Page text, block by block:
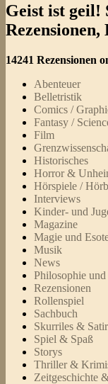
Geist ist geil!
14241 Rezensionen
Abenteuer
Belletristik
Comics /
Fantasy /
Film
Historisches
Horror &
Hörspiele /
Interviews
Kinder- und
Magazine
Magie und
Musik
News
Philosophie
Rezensionen
Rollenspiel
Sachbuch
Skurriles &
Spiel & Spaß
Storys
Thriller &
Zeitgeschichte